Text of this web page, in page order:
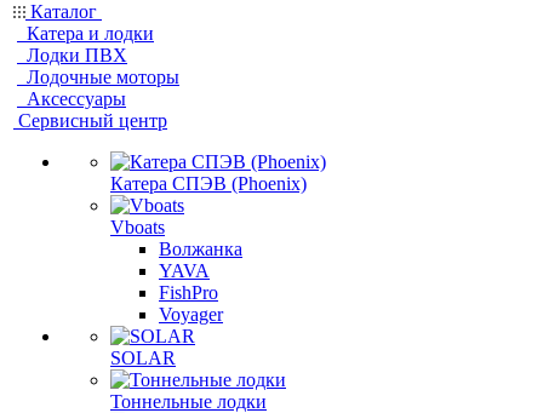
Каталог
Катера и лодки
Лодки ПВХ
Лодочные моторы
Аксессуары
Сервисный центр
Катера СПЭВ (Phoenix)
Vboats
Волжанка
YAVA
FishPro
Voyager
SOLAR
Тоннельные лодки